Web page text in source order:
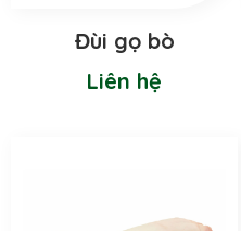
Đùi gọ bò
Liên hệ